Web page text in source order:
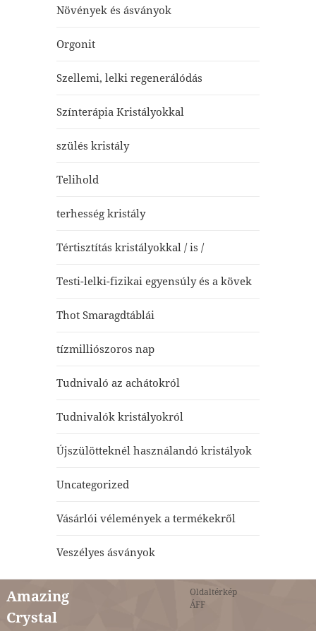
Növények és ásványok
Orgonit
Szellemi, lelki regenerálódás
Színterápia Kristályokkal
szülés kristály
Telihold
terhesség kristály
Tértisztítás kristályokkal / is /
Testi-lelki-fizikai egyensúly és a kövek
Thot Smaragdtáblái
tízmilliószoros nap
Tudnivaló az achátokról
Tudnivalók kristályokról
Újszülötteknél használandó kristályok
Uncategorized
Vásárlói vélemények a termékekről
Veszélyes ásványok
Amazing
Crystal
Oldaltérkép
ÁFF